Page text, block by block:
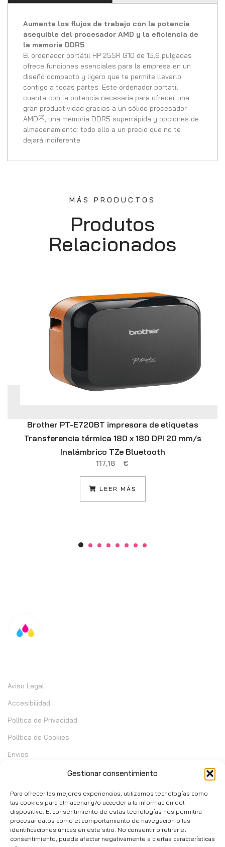
Gestionar consentimiento
Para ofrecer las mejores experiencias, utilizamos tecnologías como
las cookies para almacenar y/o acceder a la información del
dispositivo. El consentimiento de estas tecnologías nos permitirá
procesar datos como el comportamiento de navegación o las
identificaciones únicas en este sitio. No consentir o retirar el
consentimiento, puede afectar negativamente a ciertas características
Aumenta los flujos de trabajo con la potencia
asequible del procesador AMD y la eficiencia de
la memoria DDR5
El ordenador portátil HP 255R G10 de 15,6 pulgadas
ofrece funciones esenciales para la empresa en un
diseño compacto y ligero que te permite llevarlo
contigo a todas partes. Este ordenador portátil
cuenta con la potencia necesaria para ofrecer una
gran productividad gracias a un sólido procesador
AMD[2], una memoria DDR5 superrápida y opciones de
almacenamiento: todo ello a un precio que no te
dejará indiferente.
MÁS PRODUCTOS
Produtos
Relacionados
Brother PT-E720BT impresora de etiquetas
Transferencia térmica 180 x 180 DPI 20 mm/s
Inalámbrico TZe Bluetooth
117,18 €
LEER MÁS
Aviso Legal
Accesibilidad
Política de Privacidad
Política de Cookies
Envios
Contacto
C/ Telera de Cortijo Chico 14 - Mijas 29651